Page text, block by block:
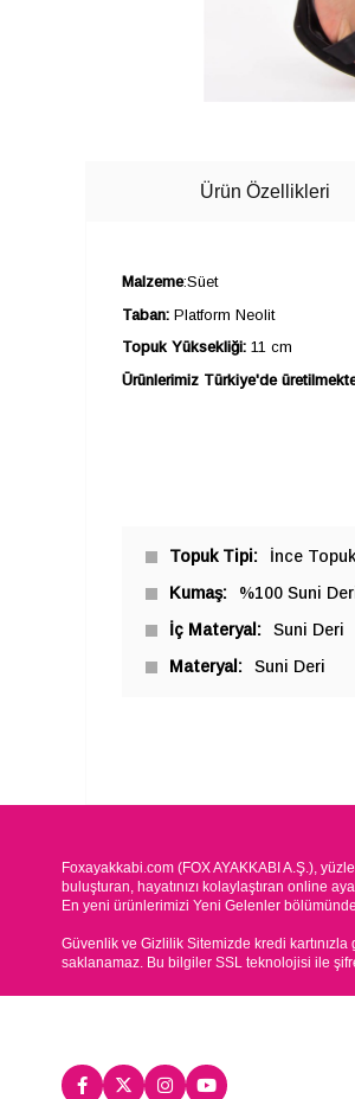
Ürün Özellikleri
Malzeme:Süet
Taban: Platform Neolit
Topuk Yüksekliği: 11 cm
Ürünlerimiz Türkiye'de
Topuk Tipi
İnce
Kumaş
%100 Suni
İç Materyal
Suni Deri
Materyal
Suni Deri
Foxayakkabi.com (FOX AYAKKABI A.Ş.),
buluşturan, hayatınızı kolaylaştıran online
En yeni ürünlerimizi Yeni Gelenler
Güvenlik ve Gizlilik Sitemizde kredi
saklanamaz. Bu bilgiler SSL teknolojisi ile